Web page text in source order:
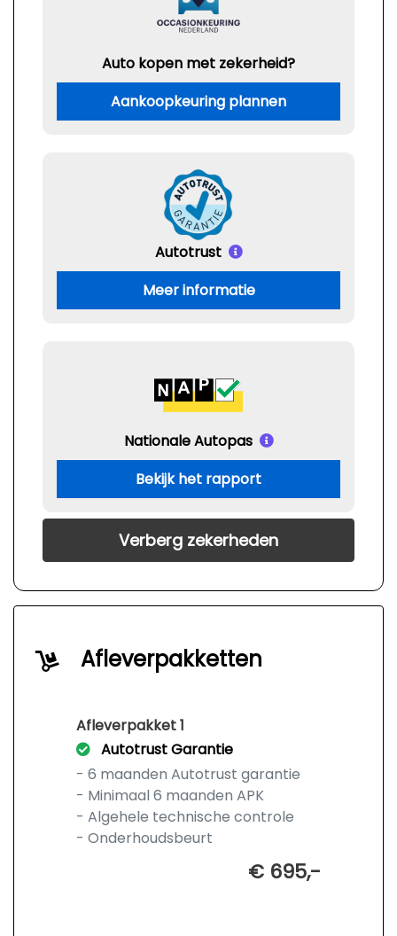
Auto kopen met zekerheid?
Aankoopkeuring plannen
Autotrust
Meer informatie
Nationale Autopas
Bekijk het rapport
Verberg zekerheden
Afleverpakketten
Afleverpakket 1
Autotrust Garantie
- 6 maanden Autotrust garantie
- Minimaal 6 maanden APK
- Algehele technische controle
- Onderhoudsbeurt
€ 695,-